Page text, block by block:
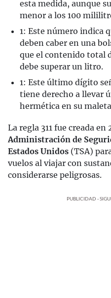
esta medida, aunque
menor a los 100
1: Este número indica
deben caber en una
que el contenido total
debe superar un litro.
1: Este último dígito
tiene derecho a llevar
hermética en su
La regla 311 fue creada en
Administración de
Estados Unidos (TSA)
vuelos al viajar con
considerarse peligrosas.
PUBLICIDAD -